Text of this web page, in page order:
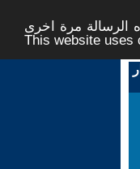
مرة اخرى -
This website uses